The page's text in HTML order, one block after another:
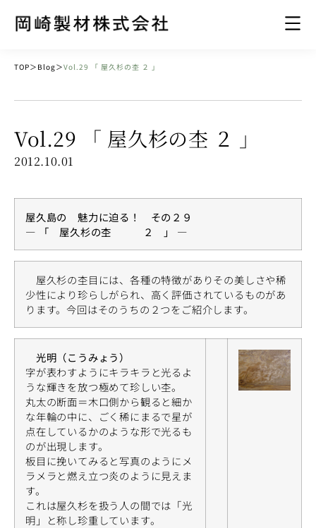
TOP＞ Blog＞Vol.29 「 屋久杉の杢 ２ 」
Vol.29 「 屋久杉の杢 ２ 」
2012.10.01
屋久島の 魅力に迫る！ その２９
— 「 屋久杉の杢 ２ 」 —
屋久杉の杢目には、各種の特徴がありその美しさや稀
少性により珍らしがられ、高く評価されているものがあ
ります。今回はそのうちの２つをご紹介します。
光明（こうみょう）
字が表わすようにキラキラと光るよ
うな輝きを放つ極めて珍しい杢。
丸太の断面＝木口側から観ると細か
な年輪の中に、ごく稀にまるで星が
点在しているかのような形で光るも
のが出現します。
板目に挽いてみると写真のようにメ
ラメラと燃え立つ炎のように見えま
す。
これは屋久杉を扱う人の間では「光
明」と称し珍重しています。